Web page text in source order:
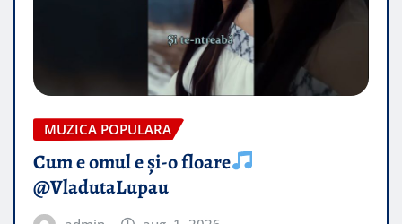
MUZICA POPULARA
Cum e omul e și-o floare
@VladutaLupau